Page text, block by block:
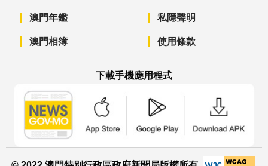
澳門年鑑
澳門相簿
私隱聲明
使用條款
下載手機應用程式